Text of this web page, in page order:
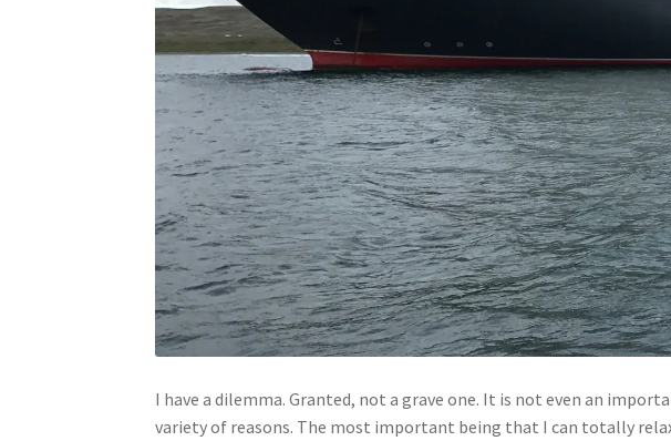
I have a dilemma. Granted, not a grave one. It is not even an
variety of reasons. The most important being that I can totally